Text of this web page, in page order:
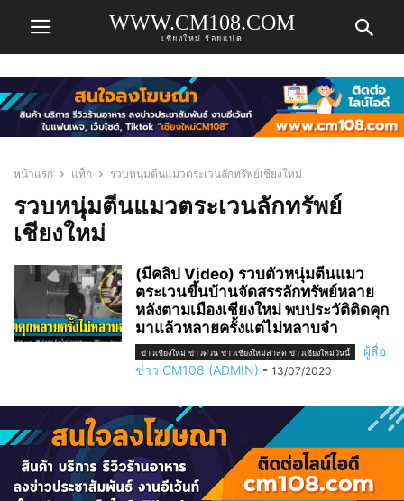
WWW.CM108.COM
เชียงใหม่ ร้อยแปด
หน้าแรก แท็ก รวบหนุ่มตีนแมวตระเวนลักทรัพย์เชียงใหม่
รวบหนุ่มตีนแมวตระเวนลักทรัพย์
เชียงใหม่
(มีคลิป Video) รวบตัวหนุ่มตีนแมว
ตระเวนขึ้นบ้านจัดสรรลักทรัพย์หลาย
หลังตามเมืองเชียงใหม่ พบประวัติติดคุก
มาแล้วหลายครั้งแต่ไม่หลาบจำ
ข่าวเชียงใหม่ ข่าวด่วน ข่าวเชียงใหม่ล่าสุด ข่าวเชียงใหม่วันนี้
ผู้สื่อ
ข่าว CM108 (ADMIN) - 13/07/2020